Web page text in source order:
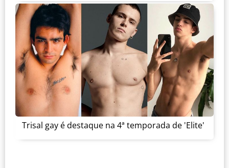
Trisal gay é destaque na 4ª temporada de 'Elite'